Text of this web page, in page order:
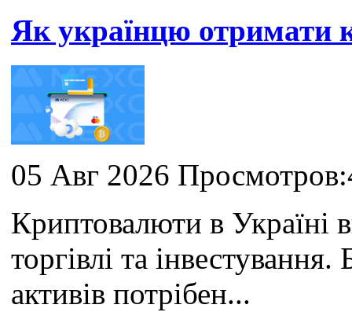
Як українцю отримати
05 Авг 2026
Криптовалюти в Україні
торгівлі та
активів потрібен...